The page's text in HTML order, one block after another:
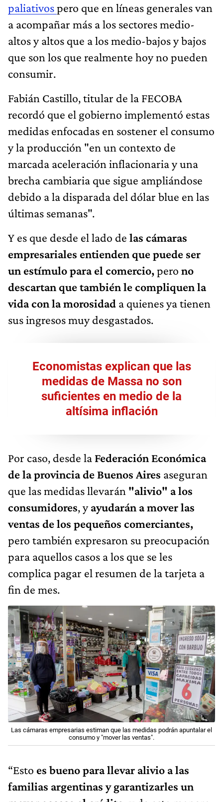
paliativospero que en líneas generales van
a acompañar más a los sectores medio-
altos y altos que a los medio-bajos y bajos
que son los que realmente hoy no pueden
consumir.
Fabián Castillo, titular de la FECOBA
recordó que el gobierno implementó estas
medidas enfocadas en sostener el consumo
y la producción "en un contexto de
marcada aceleración inflacionaria y una
brecha cambiaria que sigue ampliándose
debido a la disparada del dólar blue en las
últimas semanas".
Y es que desde el lado de las cámaras
empresariales entienden que puede ser
un estímulo para el comercio,pero no
descartan que también le compliquen la
vida con la morosidad a quienes ya tienen
sus ingresos muy desgastados.
Economistas explican que las
medidas de Massa no son
suficientes en medio de la
altísima inflación
Por caso, desde la Federación Económica
de la provincia de Buenos Aires aseguran
que las medidas llevarán "alivio" a los
consumidores, yayudarán a mover las
ventas de los pequeños comerciantes,
pero también expresaron su preocupación
para aquellos casos a los que se les
complica pagar el resumen de la tarjeta a
fin de mes.
Las cámaras empresarias estiman que las medidas podrán apuntalar el
consumo y "mover las ventas".
“Esto es bueno para llevar alivio a las
familias argentinas y garantizarles un